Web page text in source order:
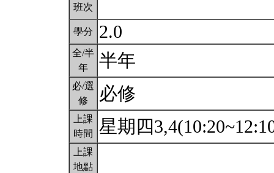
班次
學分 2.0
全/半
年
半年
必/選
修
必修
上課
時間
星期四
上課
地點